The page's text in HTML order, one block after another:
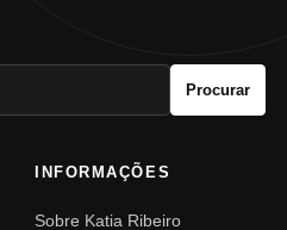
Procurar
INFORMAÇÕES
Sobre Katia Ribeiro